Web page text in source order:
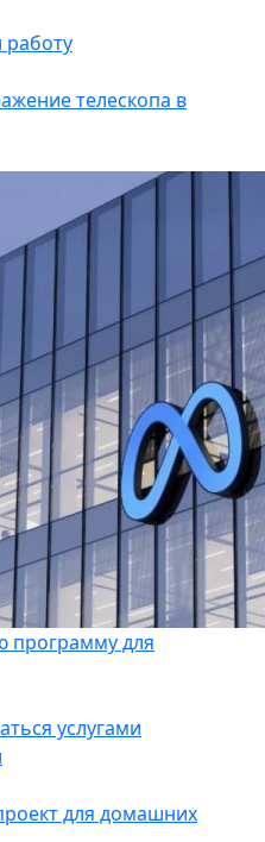
работу
телескопа в
программу для
услугами
для домашних